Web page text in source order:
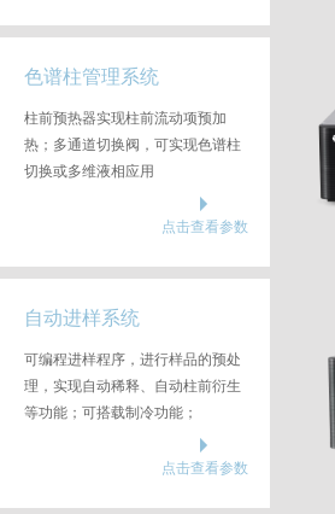
色谱柱管理系统
柱前预热器实现柱前流动项预加
热；多通道切换阀，可实现色谱柱
切换或多维液相应用
点击查看参数
自动进样系统
可编程进样程序，进行样品的预处
理，实现自动稀释、自动柱前衍生
等功能；可搭载制冷功能；
点击查看参数